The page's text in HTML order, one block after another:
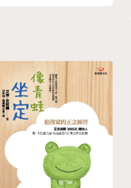
、「生活中的心理學博
、元氣網、康健名家觀
學研究者和老師，講臺
。
二5歲。在和孩子「鬥
戰經驗，自稱「沒有原
小心思，給予無條件的
靈守護者。